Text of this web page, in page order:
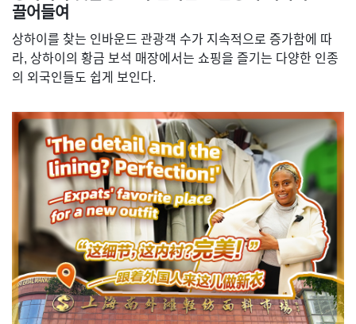
끌어들여
상하이를 찾는 인바운드 관광객 수가 지속적으로 증가함에 따
라, 상하이의 황금 보석 매장에서는 쇼핑을 즐기는 다양한 인종
의 외국인들도 쉽게 보인다.